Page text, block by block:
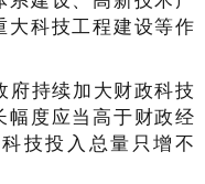
大科技工程建设等作
府持续加大财政科技
幅度应当高于财政经
技投入总量只增不